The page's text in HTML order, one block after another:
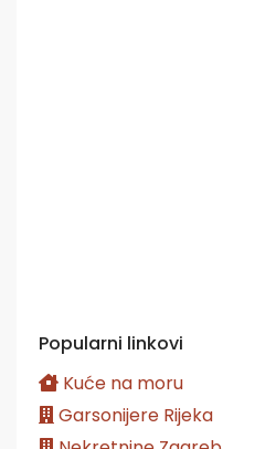
Popularni linkovi
Kuće na moru
Garsonijere Rijeka